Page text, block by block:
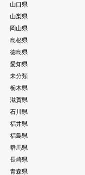
山口県
山梨県
岡山県
島根県
徳島県
愛知県
未分類
栃木県
滋賀県
石川県
福井県
福島県
群馬県
長崎県
青森県